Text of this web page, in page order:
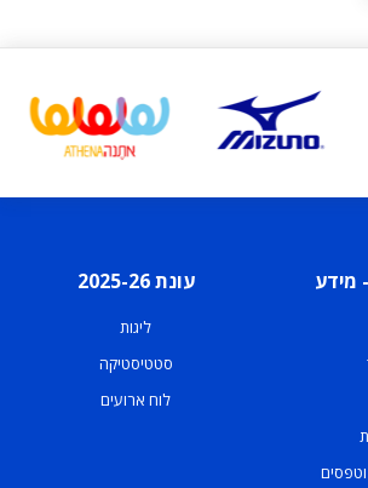
מידע
וטפסים
עונת 2025-26
ליגות
סטטיסטיקה
לוח ארועים